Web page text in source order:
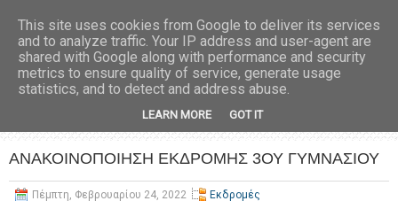
ΑΝΑΚΟΙΝΟΠΟΙΗΣΗ ΕΚΔΡΟΜΗΣ 3ΟΥ ΓΥΜΝΑΣΙΟΥ
Πέμπτη, Φεβρουαρίου 24, 2022 Εκδρομές
This site uses cookies from Google to deliver its services
and to analyze traffic. Your IP address and user-agent are
shared with Google along with performance and security
metrics to ensure quality of service, generate usage
statistics, and to detect and address abuse.
LEARN MORE GOT IT